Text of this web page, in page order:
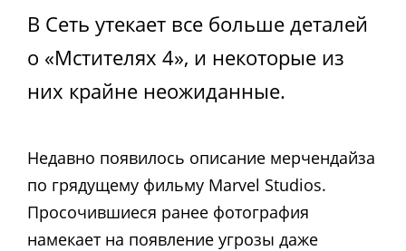
В Сеть утекает все больше деталей
о «Мстителях 4», и некоторые из
них крайне неожиданные.
Недавно появилось описание мерчендайза
по грядущему фильму Marvel Studios.
Просочившиеся ранее фотография
намекает на появление угрозы даже